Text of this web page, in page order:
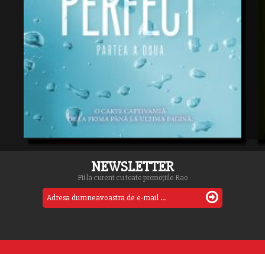
NEWSLETTER
Fii la curent cu toate promoțiile Rao